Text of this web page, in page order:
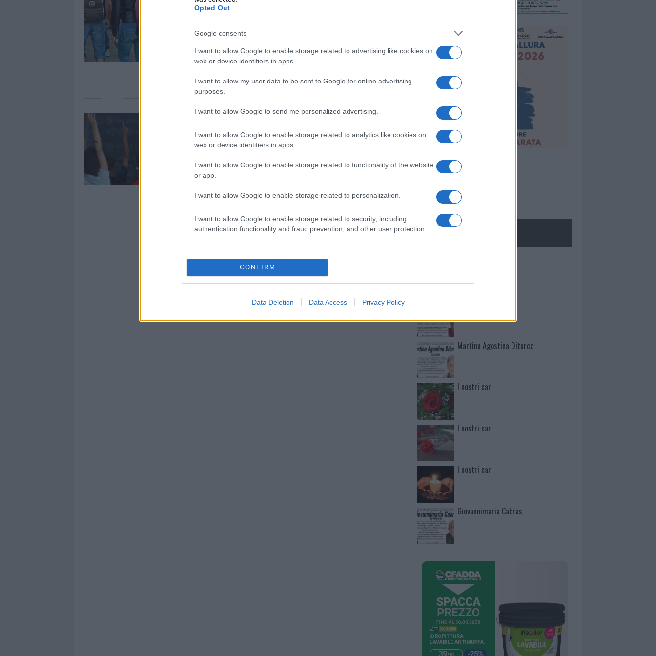
Opted Out
Google consents
I want to allow Google to enable storage related to advertising like cookies on
web or device identifiers in apps.
I want to allow my user data to be sent to Google for online advertising
purposes.
I want to allow Google to send me personalized advertising.
I want to allow Google to enable storage related to analytics like cookies on
web or device identifiers in apps.
I want to allow Google to enable storage related to functionality of the website
or app.
I want to allow Google to enable storage related to personalization.
I want to allow Google to enable storage related to security, including
authentication functionality and fraud prevention, and other user protection.
CONFIRM
Data Deletion Data Access Privacy Policy
Tra manutenzioni e nuovi progetti: quanto
sono sicure le scuole di Olbia e della
Gallura oggi
La situazione delle scuole di Olbia e della Gallura. Il
per le manutenzioni delle scuole. Con…
Loiri progetta il Polo scolastico. Il sindaco
Lai: “Pensiamo al futuro dei nostri giovani”
Acquisita un’area all’ingresso del paese. Sarà
scolastico di Loiri. Accoglierà gli alunni delle
Materne e delle Elementari, ma…
Mario Malu
Martina Agostina Diturco
I nostri cari
I nostri cari
I nostri cari
Giovannimaria Cabras